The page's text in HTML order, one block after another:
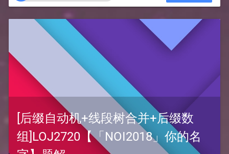
[后缀自动机+线段树合并+后缀数
组]LOJ2720【「NOI2018」你的名